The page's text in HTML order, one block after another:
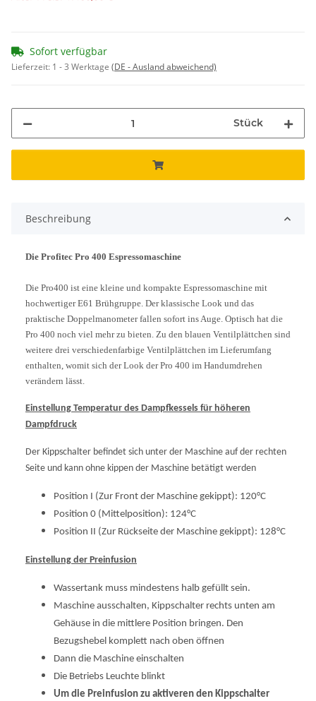
Sofort verfügbar
Lieferzeit: 1 - 3 Werktage (DE - Ausland abweichend)
Stück
Beschreibung
Die Profitec Pro 400 Espressomaschine
Die Pro400 ist eine kleine und kompakte Espressomaschine mit
hochwertiger E61 Brühgruppe. Der klassische Look und das
praktische Doppelmanometer fallen sofort ins Auge. Optisch hat die
Pro 400 noch viel mehr zu bieten. Zu den blauen Ventilplättchen sind
weitere drei verschiedenfarbige Ventilplättchen im Lieferumfang
enthalten, womit sich der Look der Pro 400 im Handumdrehen
verändern lässt.
Einstellung Temperatur des Dampfkessels für höheren
Dampfdruck
Der Kippschalter befindet sich unter der Maschine auf der rechten
Seite und kann ohne kippen der Maschine betätigt werden
Position I (Zur Front der Maschine gekippt): 120°C
Position 0 (Mittelposition): 124°C
Position II (Zur Rückseite der Maschine gekippt): 128°C
Einstellung der Preinfusion
Wassertank muss mindestens halb gefüllt sein.
Maschine ausschalten, Kippschalter rechts unten am
Gehäuse in die mittlere Position bringen. Den
Bezugshebel komplett nach oben öffnen
Dann die Maschine einschalten
Die Betriebs Leuchte blinkt
Um die Preinfusion zu aktiveren den Kippschalter